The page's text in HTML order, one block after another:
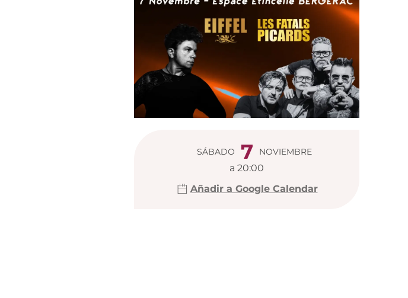
Horarios y
SÁBADO 7 NOVIEMBRE
a 20:00
Añadir a Google Calendar